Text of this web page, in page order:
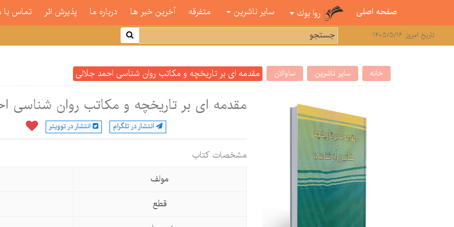
صفحه اصلی روا بوك سایر ناشرین متفرقه آخرین خبر ها درباره ما پذیرش اثر تماس با
تاریخ امروز: 1405/5/16
خانه سایر ناشرین ساوالان مقدمه ای بر تاریخچه و مکاتب روان شناسی احمد جلالی
مقدمه ای بر تاریخچه و مکاتب روان شناسی
انتشار در تلگرام انتشار در توویتر
مشخصات كتاب
مولف
قطع